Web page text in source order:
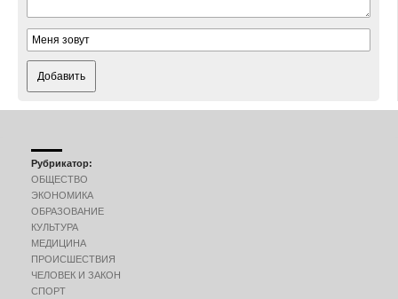
Добавить
Рубрикатор:
ОБЩЕСТВО
ЭКОНОМИКА
ОБРАЗОВАНИЕ
КУЛЬТУРА
МЕДИЦИНА
ПРОИСШЕСТВИЯ
ЧЕЛОВЕК И ЗАКОН
СПОРТ